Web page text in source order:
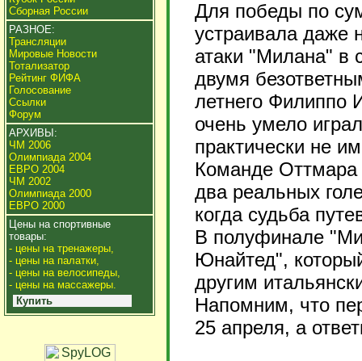
Сборная России
РАЗНОЕ:
Трансляции
Мировые Новости
Тотализатор
Рейтинг ФИФА
Голосование
Ссылки
Форум
АРХИВЫ:
ЧМ 2006
Олимпиада 2004
ЕВРО 2004
ЧМ 2002
Олимпиада 2000
ЕВРО 2000
Цены на спортивные
товары:
- цены на тренажеры,
- цены на палатки,
- цены на велосипеды,
- цены на массажеры.
Купить
Для победы по
устраивала даже
атаки "Милана" в
двумя
летнего Филиппо
очень умело
практически не
Команде Оттмара
два реальных
когда судьба
В полуфинале
Юнайтед",
другим
Напомним, что
25 апреля, а